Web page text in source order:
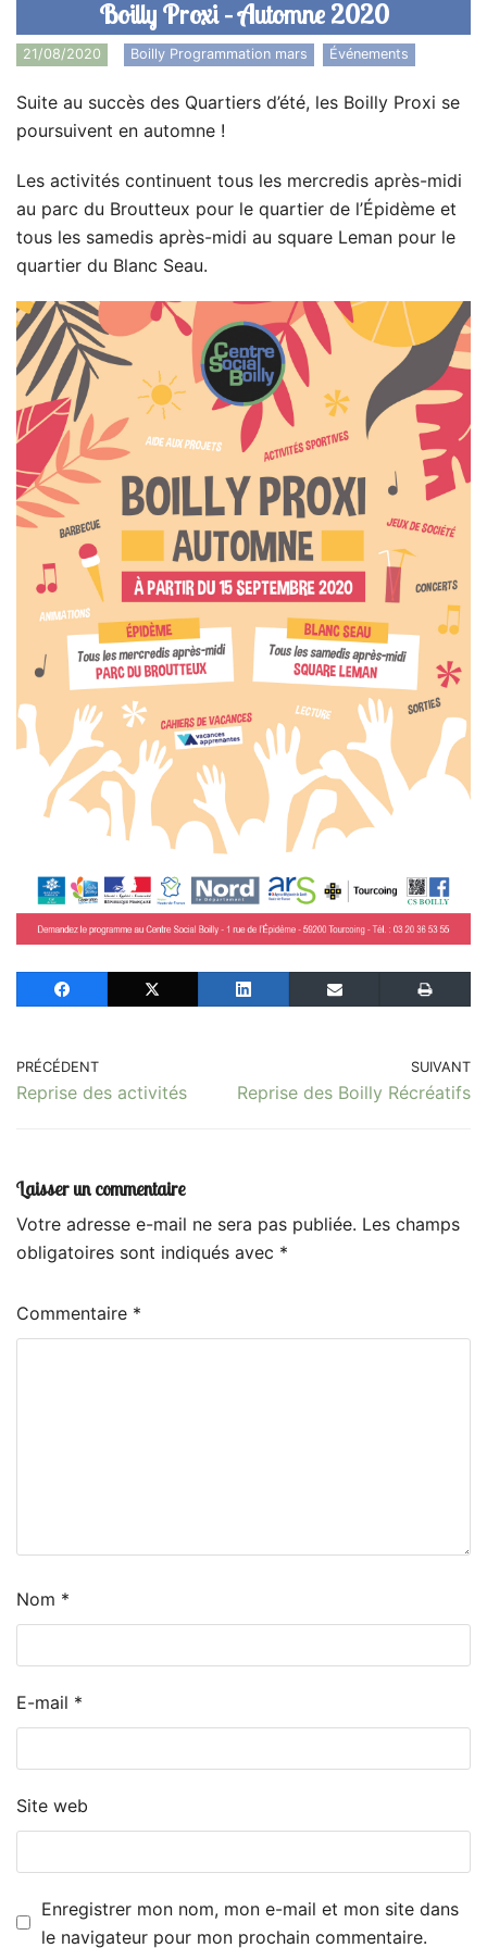
Boilly Proxi – Automne 2020
21/08/2020 Boilly Programmation mars Événements
Suite au succès des Quartiers d’été, les Boilly Proxi se
poursuivent en automne !
Les activités continuent tous les mercredis après-midi
au parc du Broutteux pour le quartier de l’Épidème et
tous les samedis après-midi au square Leman pour le
quartier du Blanc Seau.
PRÉCÉDENT
Reprise des activités
SUIVANT
Reprise des Boilly Récréatifs
Laisser un commentaire
Votre adresse e-mail ne sera pas publiée. Les champs
obligatoires sont indiqués avec *
Commentaire *
Nom *
E-mail *
Site web
Enregistrer mon nom, mon e-mail et mon site dans
le navigateur pour mon prochain commentaire.